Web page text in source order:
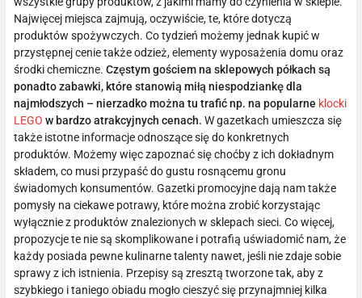
Najwięcej miejsca zajmują, oczywiście, te, które dotyczą
produktów spożywczych. Co tydzień możemy jednak kupić w
przystępnej cenie także odzież, elementy wyposażenia domu oraz
środki chemiczne. Częstym gościem na sklepowych półkach są
ponadto zabawki, które stanowią miłą niespodziankę dla
najmłodszych – nierzadko można tu trafić np. na popularne klocki
LEGO w bardzo atrakcyjnych cenach. W gazetkach umieszcza się
także istotne informacje odnoszące się do konkretnych
produktów. Możemy więc zapoznać się choćby z ich dokładnym
składem, co musi przypaść do gustu rosnącemu gronu
świadomych konsumentów. Gazetki promocyjne dają nam także
pomysły na ciekawe potrawy, które można zrobić korzystając
wyłącznie z produktów znalezionych w sklepach sieci. Co więcej,
propozycje te nie są skomplikowane i potrafią uświadomić nam, że
każdy posiada pewne kulinarne talenty nawet, jeśli nie zdaje sobie
sprawy z ich istnienia. Przepisy są zresztą tworzone tak, aby z
szybkiego i taniego obiadu mogło cieszyć się przynajmniej kilka